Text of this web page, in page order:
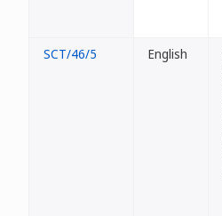
SCT/46/5 English